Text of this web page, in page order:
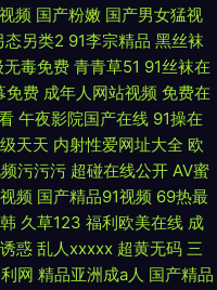
频 国产粉嫩 国产男女猛视
态另类2 91李宗精品 黑丝袜
无毒免费 青青草51 91丝袜在
免费 成年人网站视频 免费在
午夜影院国产在线 91操在
天天 内射性爱网址大全 欧
污污污 超碰在线公开 AV蜜
频 国产精品91视频 69热最
久草123 福利欧美在线 成
惑 乱人xxxxx 超黄无码 三
网 精品亚洲成a人 国产精品